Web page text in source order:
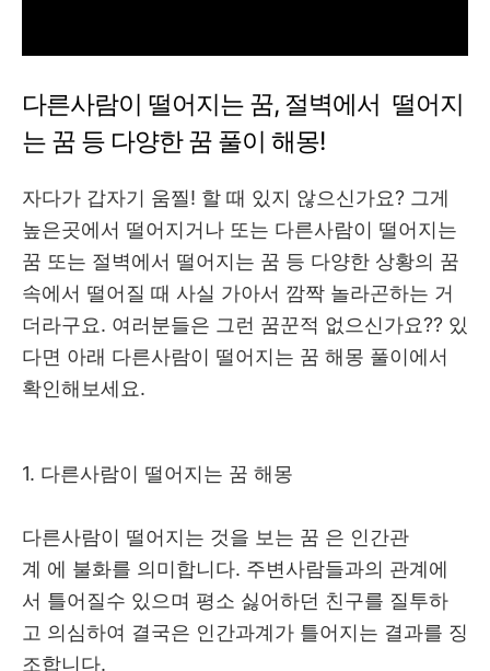
다른사람이 떨어지는 꿈, 절벽에서 떨어지
는 꿈 등 다양한 꿈 풀이 해몽!
자다가 갑자기 움찔! 할 때 있지 않으신가요? 그게
높은곳에서 떨어지거나 또는 다른사람이 떨어지는
꿈 또는 절벽에서 떨어지는 꿈 등 다양한 상황의 꿈
속에서 떨어질 때 사실 가아서 깜짝 놀라곤하는 거
더라구요. 여러분들은 그런 꿈꾼적 없으신가요?? 있
다면 아래 다른사람이 떨어지는 꿈 해몽 풀이에서
확인해보세요.
1. 다른사람이 떨어지는 꿈 해몽
다른사람이 떨어지는 것을 보는 꿈 은 인간관
계 에 불화를 의미합니다. 주변사람들과의 관계에
서 틀어질수 있으며 평소 싫어하던 친구를 질투하
고 의심하여 결국은 인간과계가 틀어지는 결과를 징
조합니다.